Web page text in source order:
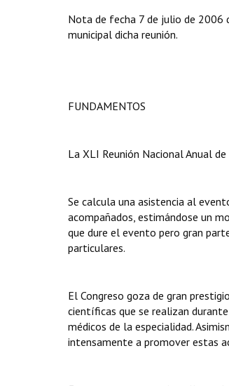
Nota de fecha 7 de julio de 2006
municipal dicha reunión.
FUNDAMENTOS
La XLI Reunión Nacional Anual
Se calcula una asistencia al
acompañados, estimándose un
que dure el evento pero gran
particulares.
El Congreso goza de gran
científicas que se realizan
médicos de la especialidad.
intensamente a promover estas